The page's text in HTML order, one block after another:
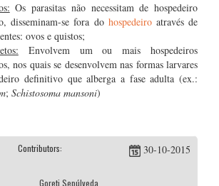
Os parasitas não necessitam de hospedeiro
disseminam-se fora do hospedeiroatravés de
ovos e quistos;
Envolvem um ou mais hospedeiros
nos quais se desenvolvem nas formas larvares
definitivo que alberga a fase adulta (ex.:
; Schistosoma mansoni)
30-10-2015
Contributors:
Goreti Sepúlveda